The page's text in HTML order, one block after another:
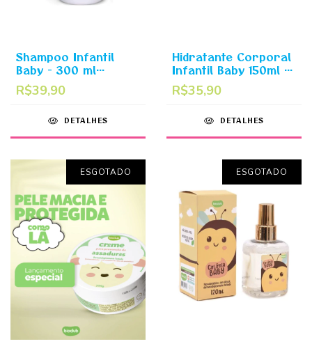
Shampoo Infantil
Baby - 300 ml
Shampoo para Bebês
Fofos Bioclub
R$39,90
DETALHES
Hidratante Corporal
Infantil Baby 150ml -
Hidrata Neném
Bioclub
R$35,90
DETALHES
ESGOTADO ESGOTADO